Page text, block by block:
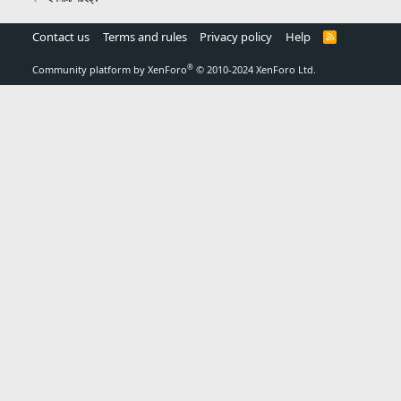
Contact us Terms and rules Privacy policy Help
R
Community platform by XenForo® © 2010-2024 XenForo Ltd.